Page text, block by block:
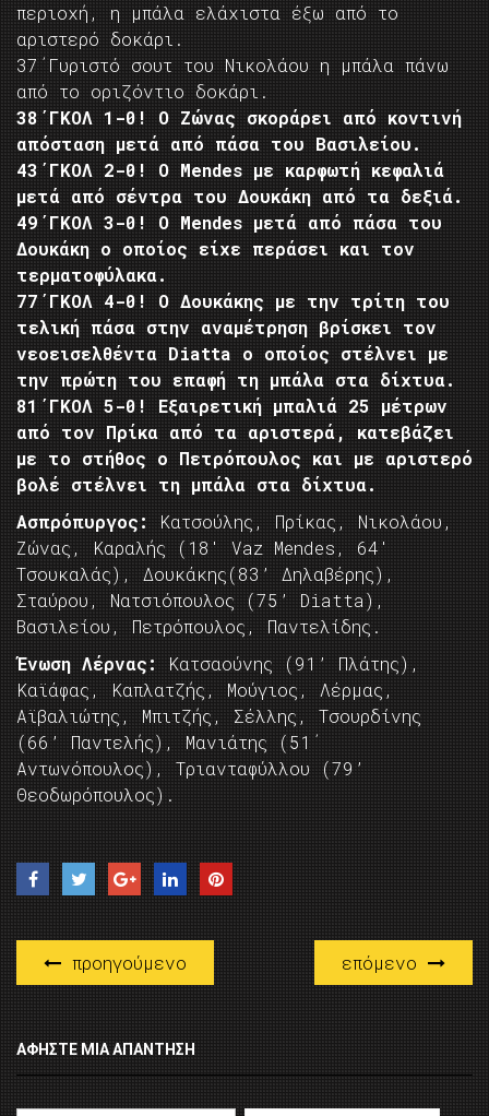
περιοχή, η μπάλα ελάχιστα έξω από το
αριστερό δοκάρι.
37΄Γυριστό σουτ του Νικολάου η μπάλα πάνω
από το οριζόντιο δοκάρι.
38΄ΓΚΟΛ 1-0! Ο Ζώνας σκοράρει από κοντινή
απόσταση μετά από πάσα του Βασιλείου.
43΄ΓΚΟΛ 2-0! O Mendes με καρφωτή κεφαλιά
μετά από σέντρα του Δουκάκη από τα δεξιά.
49΄ΓΚΟΛ 3-0! O Mendes μετά από πάσα του
Δουκάκη ο οποίος είχε περάσει και τον
τερματοφύλακα.
77΄ΓΚΟΛ 4-0! Ο Δουκάκης με την τρίτη του
τελική πάσα στην αναμέτρηση βρίσκει τον
νεοεισελθέντα Diatta ο οποίος στέλνει με
την πρώτη του επαφή τη μπάλα στα δίχτυα.
81΄ΓΚΟΛ 5-0! Εξαιρετική μπαλιά 25 μέτρων
από τον Πρίκα από τα αριστερά, κατεβάζει
με το στήθος ο Πετρόπουλος και με αριστερό
βολέ στέλνει τη μπάλα στα δίχτυα.
Ασπρόπυργος:
Κατσούλης, Πρίκας, Νικολάου,
Ζώνας, Καραλής (18′ Vaz Mendes, 64′
Τσουκαλάς), Δουκάκης(83’ Δηλαβέρης),
Σταύρου, Νατσιόπουλος (75’ Diatta),
Βασιλείου, Πετρόπουλος, Παντελίδης.
Ένωση Λέρνας:
Κατσαούνης (91’ Πλάτης),
Καϊάφας, Καπλατζής, Μούγιος, Λέρμας,
Αϊβαλιώτης, Μπιτζής, Σέλλης, Τσουρδίνης
(66’ Παντελής), Μανιάτης (51΄
Αντωνόπουλος), Τριανταφύλλου (79’
Θεοδωρόπουλος).
προηγούμενο επόμενο
ΑΦΉΣΤΕ ΜΙΑ ΑΠΆΝΤΗΣΗ